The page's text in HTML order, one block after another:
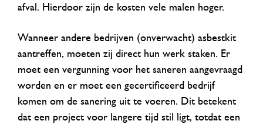
afval. Hierdoor zijn de kosten vele malen hoger.
Wanneer andere bedrijven (onverwacht) asbestkit
aantreffen, moeten zij direct hun werk staken. Er
moet een vergunning voor het saneren aangevraagd
worden en er moet een gecertificeerd bedrijf
komen om de sanering uit te voeren. Dit betekent
dat een project voor langere tijd stil ligt, totdat een